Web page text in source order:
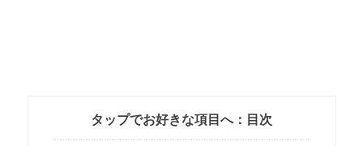
タップでお好きな項目へ：目次